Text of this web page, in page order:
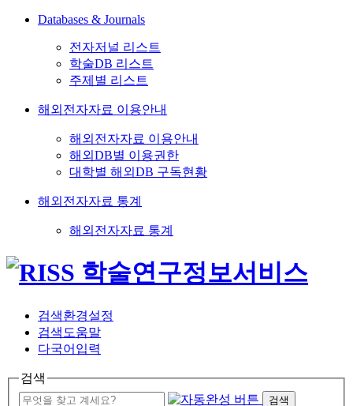
Databases & Journals
전자저널 리스트
학술DB 리스트
주제별 리스트
해외전자자료 이용안내
해외전자자료 이용안내
해외DB별 이용권한
대학별 해외DB 구독현황
해외전자자료 통계
해외전자자료 통계
검색환경설정
검색도움말
다국어입력
검색
검색